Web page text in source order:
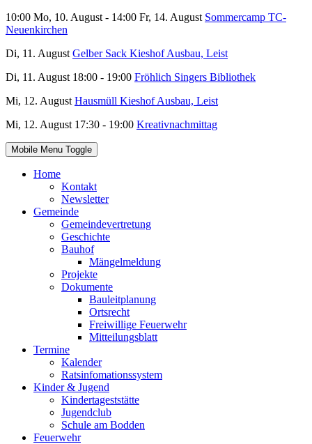
10:00 Mo, 10. August - 14:00 Fr, 14. August Sommercamp TC-
Neuenkirchen
Di, 11. August Gelber Sack Kieshof Ausbau, Leist
Di, 11. August 18:00 - 19:00 Fröhlich Singers Bibliothek
Mi, 12. August Hausmüll Kieshof Ausbau, Leist
Mi, 12. August 17:30 - 19:00 Kreativnachmittag
Mobile Menu Toggle
Home
Kontakt
Newsletter
Gemeinde
Gemeindevertretung
Geschichte
Bauhof
Mängelmeldung
Projekte
Dokumente
Bauleitplanung
Ortsrecht
Freiwillige Feuerwehr
Mitteilungsblatt
Termine
Kalender
Ratsinfomationssystem
Kinder & Jugend
Kindertageststätte
Jugendclub
Schule am Bodden
Feuerwehr